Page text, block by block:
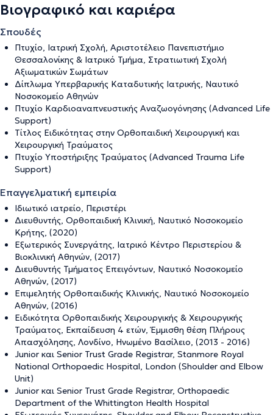
Βιογραφικό και καριέρα
Σπουδές
Πτυχίο, Ιατρική Σχολή, Αριστοτέλειο Πανεπιστήμιο
Θεσσαλονίκης & Ιατρικό Τμήμα, Στρατιωτική Σχολή
Αξιωματικών Σωμάτων
Δίπλωμα Υπερβαρικής Καταδυτικής Ιατρικής, Ναυτικό
Νοσοκομείο Αθηνών
Πτυχίο Καρδιοαναπνευστικής Αναζωογόνησης (Advanced Life
Support)
Τίτλος Ειδικότητας στην Ορθοπαιδική Χειρουργική και
Χειρουργική Τραύματος
Πτυχίο Υποστήριξης Τραύματος (Advanced Trauma Life
Support)
Επαγγελματική εμπειρία
Ιδιωτικό ιατρείο, Περιστέρι
Διευθυντής, Ορθοπαιδική Κλινική, Ναυτικό Νοσοκομείο
Κρήτης, (2020)
Εξωτερικός Συνεργάτης, Ιατρικό Κέντρο Περιστερίου &
Βιοκλινική Αθηνών, (2017)
Διευθυντής Τμήματος Επειγόντων, Ναυτικό Νοσοκομείο
Αθηνών, (2017)
Επιμελητής Ορθοπαιδικής Κλινικής, Ναυτικό Νοσοκομείο
Αθηνών, (2016)
Ειδικότητα Ορθοπαιδικής Χειρουργικής & Χειρουργικής
Τραύματος, Εκπαίδευση 4 ετών, Έμμισθη θέση Πλήρους
Απασχόλησης, Λονδίνο, Ηνωμένο Βασίλειο, (2013 - 2016)
Junior και Senior Trust Grade Registrar, Stanmore Royal
National Orthopaedic Hospital, London (Shoulder and Elbow
Unit)
Junior και Senior Trust Grade Registrar, Orthopaedic
Department of the Whittington Health Hospital